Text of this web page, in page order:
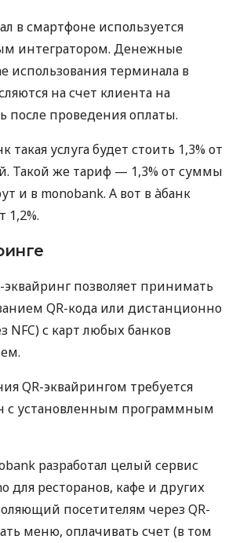
в смартфоне используется
интегратором. Денежные
использования терминала в
на счет клиента на
проведения оплаты.
такая услуга будет стоить 1,3% от
Такой же тариф — 1,3% от суммы
и в monobank. А вот в àбанк
1,2%.
эквайринг позволяет принимать
QR-кода или дистанционно
NFC) с карт любых банков
QR-эквайрингом требуется
с установленным программным
разработал целый сервис
для ресторанов, кафе и других
посетителям через QR-
меню, оплачивать счет (в том